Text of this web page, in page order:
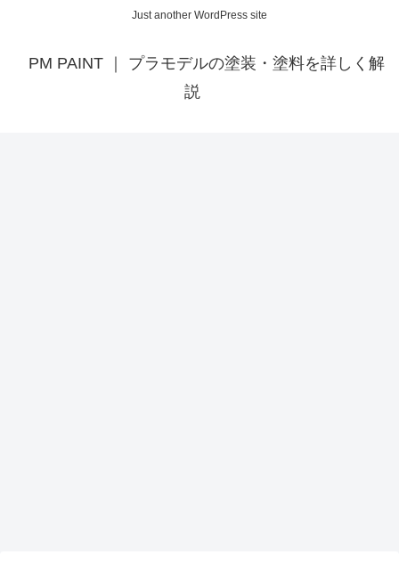
Just another WordPress site
PM PAINT ｜ プラモデルの塗装・塗料を詳しく解
説